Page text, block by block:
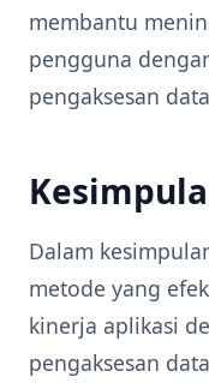
membantu
pengguna
pengaksesan
Dalam
metode yang
kinerja aplikasi
pengaksesan